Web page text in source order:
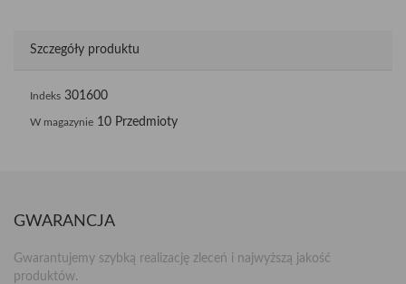
Szczegóły produktu
Indeks 301600
W magazynie 10 Przedmioty
GWARANCJA
Gwarantujemy szybką realizację zleceń i najwyższą jakość
produktów.